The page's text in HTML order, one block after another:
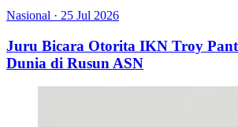
Nasional · 25 Jul 2026
Juru Bicara Otorita IKN Troy
Dunia di Rusun ASN